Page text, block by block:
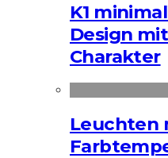
K1
Design
Charakter
Leuchten